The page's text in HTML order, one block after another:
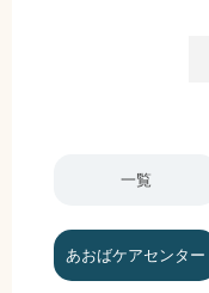
一覧
あおばケアセンター